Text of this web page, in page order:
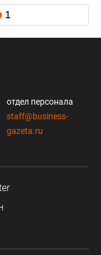
1
отдел персонала
staff@business-
gazeta.ru